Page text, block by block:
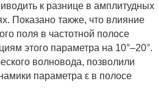
к разнице в амплитудных
Показано также, что влияние
поля в частотной полосе
этого параметра на 10°–20°.
волновода, позволили
параметра ε в полосе